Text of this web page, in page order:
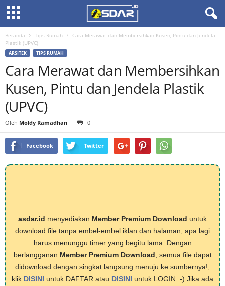
Beranda Tips Rumah
Cara Merawat dan Membersihkan Kusen, Pintu dan Jendela
Plastik (UPVC)
ARSITEK TIPS RUMAH
Cara Merawat dan Membersihkan
Kusen, Pintu dan Jendela Plastik
(UPVC)
Oleh Moldy Ramadhan 0
Facebook Twitter
asdar.id menyediakan Member Premium Download untuk
download file tanpa embel-embel iklan dan halaman, apa lagi
harus menunggu timer yang begitu lama. Dengan
berlangganan Member Premium Download , semua file dapat
didownload dengan singkat langsung menuju ke sumbernya!,
klik DISINI untuk DAFTAR atau DISINI untuk LOGIN :-) Jika ada